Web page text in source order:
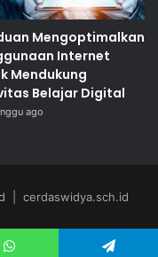
Mengoptimalkan
Internet
Mendukung
Belajar Digital
ago
| cerdaswidya.sch.id